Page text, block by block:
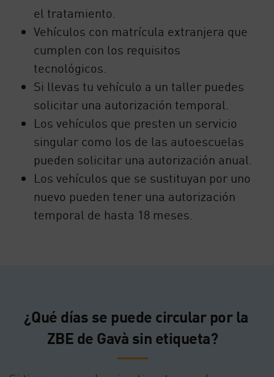
el tratamiento.
Vehículos con matrícula extranjera que
cumplen con los requisitos
tecnológicos.
Si llevas tu vehículo a un taller puedes
solicitar una autorización temporal.
Los vehículos que presten un servicio
singular como los de las autoescuelas
pueden solicitar una autorización anual.
Los vehículos que se sustituyan por uno
nuevo pueden tener una autorización
temporal de hasta 18 meses.
¿Qué días se puede circular por la
ZBE de Gavà sin etiqueta?